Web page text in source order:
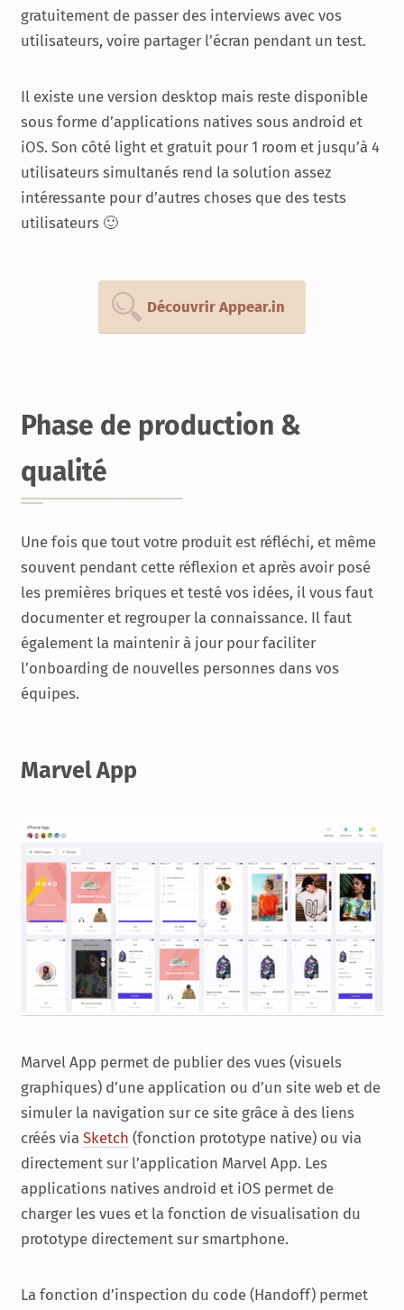
gratuitement de passer des interviews avec vos
utilisateurs, voire partager l’écran pendant un test.
Il existe une version desktop mais reste disponible
sous forme d’applications natives sous android et
iOS. Son côté light et gratuit pour 1 room et jusqu’à 4
utilisateurs simultanés rend la solution assez
intéressante pour d’autres choses que des tests
utilisateurs 🙂
Découvrir Appear.in
Phase de production &
qualité
Une fois que tout votre produit est réfléchi, et même
souvent pendant cette réflexion et après avoir posé
les premières briques et testé vos idées, il vous faut
documenter et regrouper la connaissance. Il faut
également la maintenir à jour pour faciliter
l’onboarding de nouvelles personnes dans vos
équipes.
Marvel App
Marvel App permet de publier des vues (visuels
graphiques) d’une application ou d’un site web et de
simuler la navigation sur ce site grâce à des liens
créés via Sketch (fonction prototype native) ou via
directement sur l’application Marvel App. Les
applications natives android et iOS permet de
charger les vues et la fonction de visualisation du
prototype directement sur smartphone.
La fonction d’inspection du code (Handoff) permet